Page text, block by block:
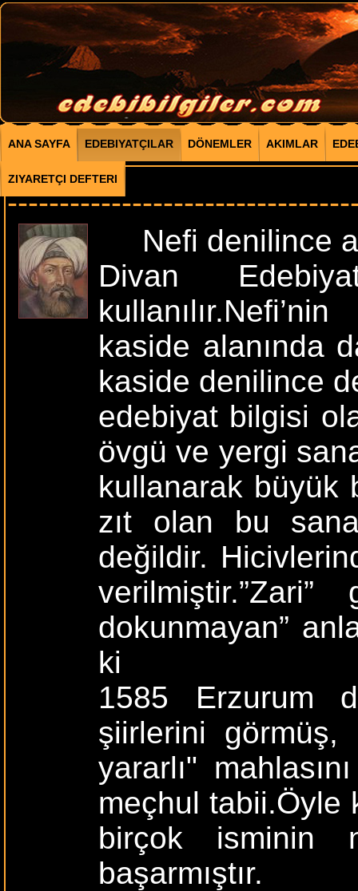
ANA SAYFA EDEBIYATÇILAR DÖNEMLER AKIMLAR
ZIYARETÇI DEFTERI
NEF'İ
Nefi denilince
Divan
kaside alanında
kaside denilince
edebiyat bilgisi
övgü ve yergi
kullanarak büyük
zıt olan bu
değildir.
dokunmayan”
ki
1585 Erzurum
şiirlerini
yararlı"
meçhul tabii.Öyle
birçok isminin
başarmıştır.